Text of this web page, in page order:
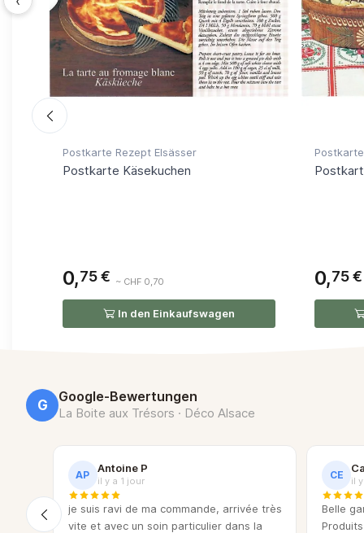
Postkarte Rezept Elsässer
Postkarte Käsekuchen
0,75 € ~ CHF 0,70
In den Einkaufswagen
0,75 €
G
Google-Bewertungen
La Boite aux Trésors · Déco Alsace
AP Antoine P
il y a 1 jour
je suis ravi de ma commande, arrivée très
vite et avec un soin particulier dans la
CE
il
Belle